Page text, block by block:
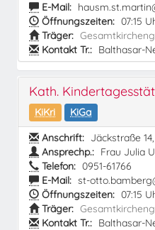
E-Mail:
Öffnungszeiten: 07:15
Träger:
Kontakt Tr.: Balthasar-
Kath.
KiKri
KiGa
Anschrift: Jäckstraße
Ansprechp.: Frau Julia
Telefon: 0951-61766
E-Mail: st-
Öffnungszeiten: 07:15
Träger:
Kontakt Tr.: Balthasar-